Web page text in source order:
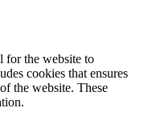
for the website to
cookies that ensures
the website. These